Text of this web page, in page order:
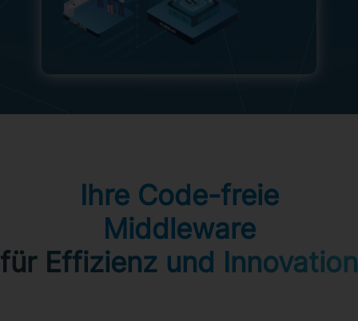
Ihre Code-freie
Middleware
für Effizienz und Innovation